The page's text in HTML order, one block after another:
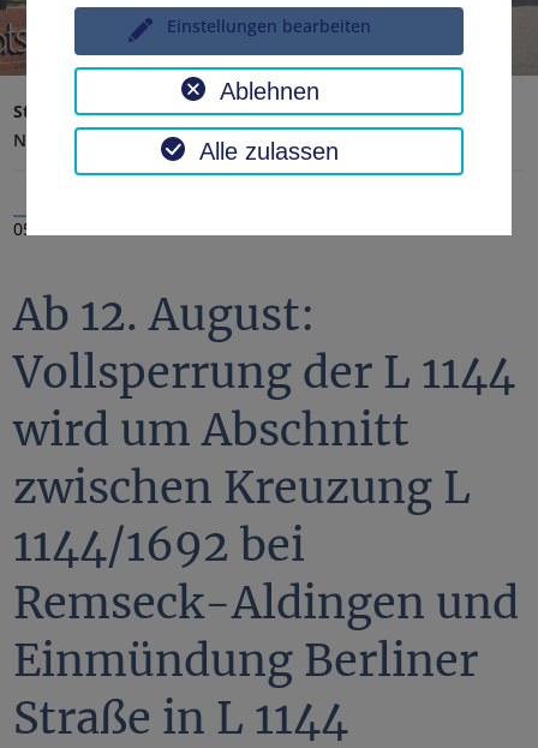
Startseite Landratsamt, Landkreis
Aktuelles
Nachrichten
05.08.2024
Ab 12. August:
Vollsperrung der L 1144
wird um Abschnitt
zwischen Kreuzung L
1144/1692 bei
Remseck-Aldingen und
Einmündung Berliner
Straße in L 1144
Einstellungen bearbeiten
Ablehnen
Alle zulassen